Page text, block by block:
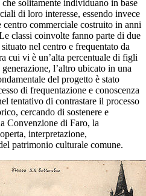
solitamente individuano in base
di loro interesse, essendo invece
commerciale costruito in anni
classi coinvolte fanno parte di due
nel centro e frequentato da
cui vi è un’alta percentuale di figli
l’altro ubicato in una
del progetto è stato
di frequentazione e conoscenza
tentativo di contrastare il processo
cercando di sostenere e
Convenzione di Faro, la
interpretazione,
patrimonio culturale comune.